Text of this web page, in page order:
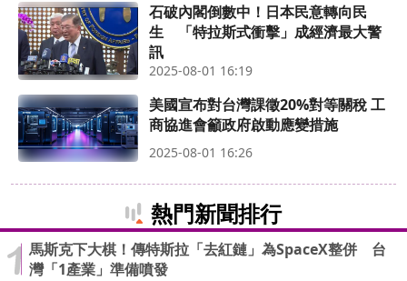
石破內閣倒數中！日本民意轉向民
生 「特拉斯式衝擊」成經濟最大警
訊
2025-08-01 16:19
美國宣布對台灣課徵20%對等關稅 工
商協進會籲政府啟動應變措施
2025-08-01 16:26
熱門新聞排行
馬斯克下大棋！傳特斯拉「去紅鏈」為SpaceX整併 台
灣「1產業」準備噴發